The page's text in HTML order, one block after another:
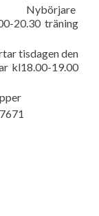
Nybörjare
20.30 träning
tisdagen den
kl18.00-19.00